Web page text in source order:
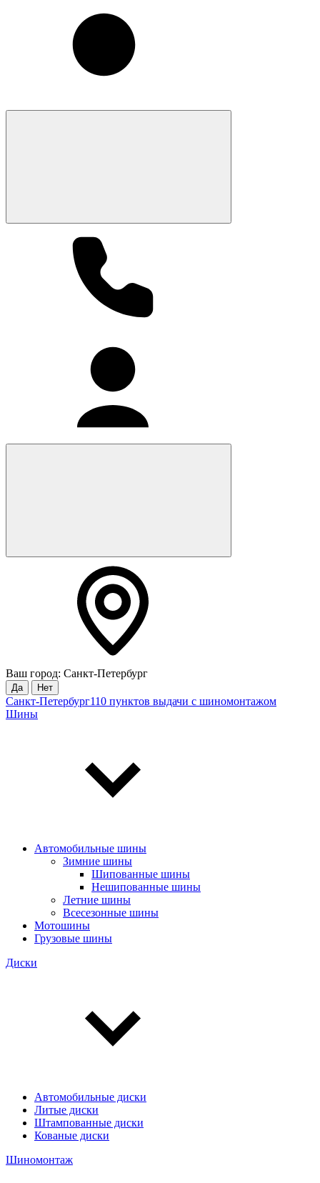
Ваш город: Санкт-Петербург
Да Нет
Санкт-Петербург110 пунктов выдачи с шиномонтажом
Шины
Автомобильные шины
Зимние шины
Шипованные шины
Нешипованные шины
Летние шины
Всесезонные шины
Мотошины
Грузовые шины
Диски
Автомобильные диски
Литые диски
Штампованные диски
Кованые диски
Шиномонтаж